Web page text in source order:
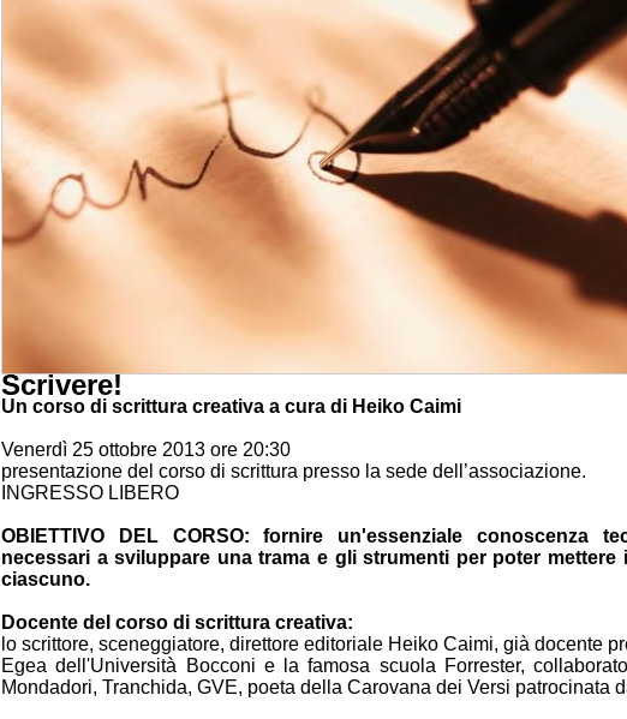
Scrivere!
Un corso di scrittura creativa a cura di Heiko Caimi
Venerdì 25 ottobre 2013 ore 20:30
presentazione del corso di scrittura presso la sede dell’associazione.
INGRESSO LIBERO
OBIETTIVO DEL CORSO: fornire un'essenziale conoscenza
necessari a sviluppare una trama e gli strumenti per poter
ciascuno.
Docente del corso di scrittura creativa:
lo scrittore, sceneggiatore, direttore editoriale Heiko Caimi, già docente
Egea dell'Università Bocconi e la famosa scuola Forrester,
Mondadori, Tranchida, GVE, poeta della Carovana dei Versi patrocinata